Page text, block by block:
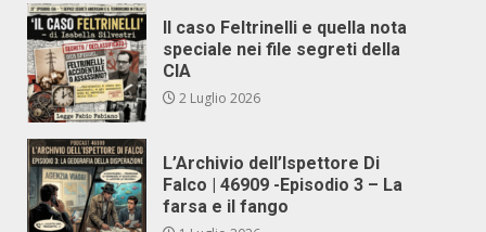
Il caso Feltrinelli e quella nota
speciale nei file segreti della
CIA
2 Luglio 2026
L’Archivio dell’Ispettore Di
Falco | 46909 -Episodio 3 – La
farsa e il fango